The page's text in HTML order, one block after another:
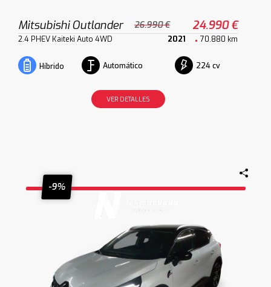
Mitsubishi Outlander 26.990 € 24.990 €
2.4 PHEV Kaiteki Auto 4WD 2021 70.880 km
Híbrido Automático 224 cv
VER DETALLES
-9%